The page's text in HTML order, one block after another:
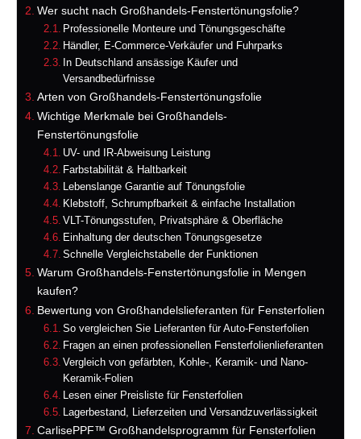
Wer sucht nach Großhandels-Fenstertönungsfolie?
Professionelle Monteure und Tönungsgeschäfte
Händler, E-Commerce-Verkäufer und Fuhrparks
In Deutschland ansässige Käufer und
Versandbedürfnisse
Arten von Großhandels-Fenstertönungsfolie
Wichtige Merkmale bei Großhandels-
Fenstertönungsfolie
UV- und IR-Abweisung Leistung
Farbstabilität & Haltbarkeit
Lebenslange Garantie auf Tönungsfolie
Klebstoff, Schrumpfbarkeit & einfache Installation
VLT-Tönungsstufen, Privatsphäre & Oberfläche
Einhaltung der deutschen Tönungsgesetze
Schnelle Vergleichstabelle der Funktionen
Warum Großhandels-Fenstertönungsfolie in Mengen
kaufen?
Bewertung von Großhandelslieferanten für Fensterfolien
So vergleichen Sie Lieferanten für Auto-Fensterfolien
Fragen an einen professionellen Fensterfolienlieferanten
Vergleich von gefärbten, Kohle-, Keramik- und Nano-
Keramik-Folien
Lesen einer Preisliste für Fensterfolien
Lagerbestand, Lieferzeiten und Versandzuverlässigkeit
CarlisePPF™ Großhandelsprogramm für Fensterfolien